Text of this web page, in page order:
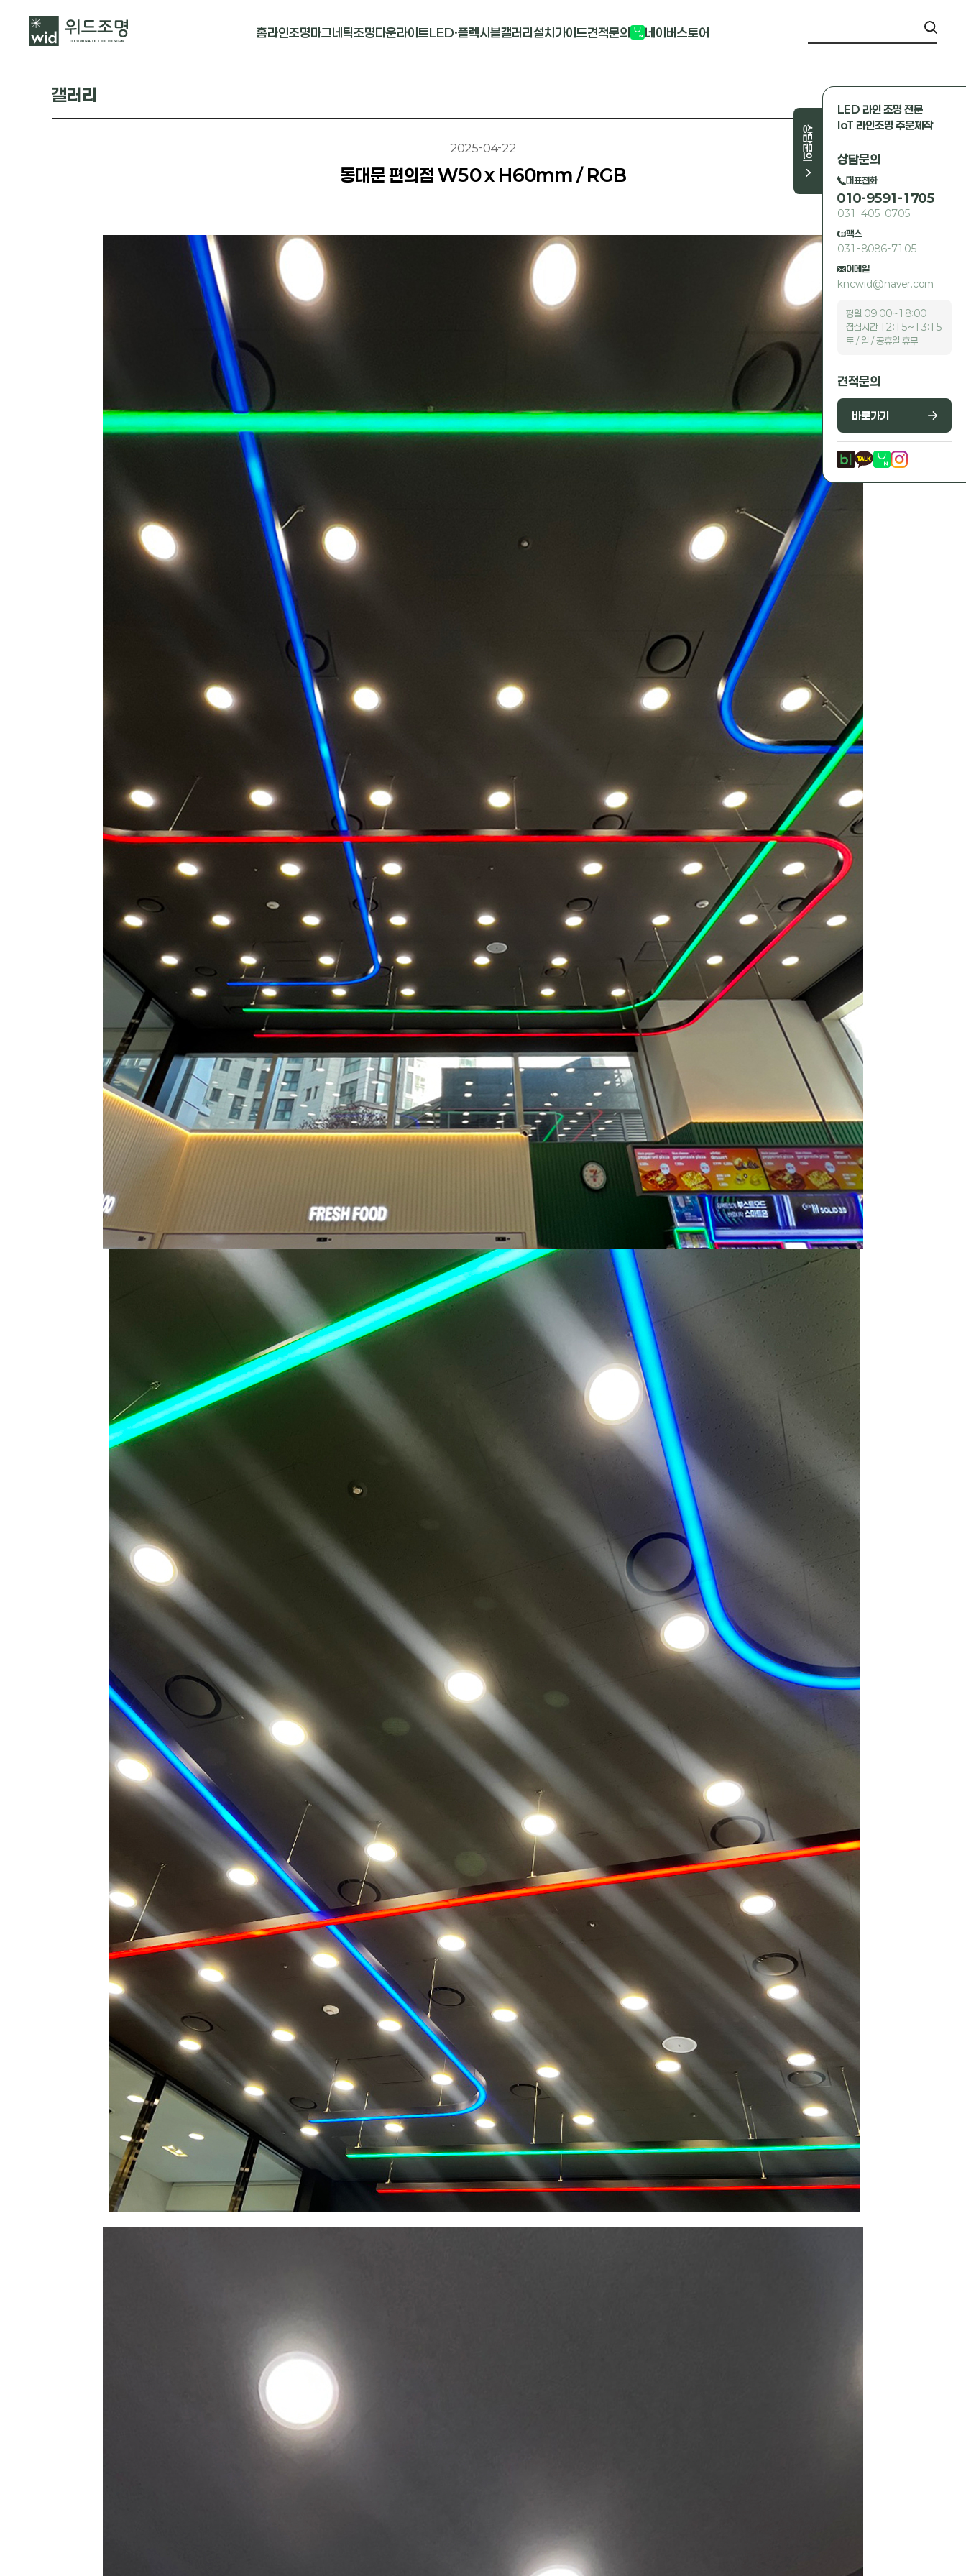
홈라인조명
펜던트
마그네틱조명
M2824R
다운라이트
사각 COB
LED·플렉시블
바리솔PCB
갤러리설치가이드견적문의 네이버스토어
상담문의
LED 라인 조명 전문
IoT 라인조명 주문제작
상담문의
대표전화
010-9591-1705
031-405-0705
팩스
031-8086-7105
이메일
kncwid@naver.com
평일 09:00~18:00
점심시간 12:15~13:15
토 / 일 / 공휴일 휴무
견적문의
바로가기
갤러리
2025-04-22
동대문 편의점 W50 x H60mm / RGB